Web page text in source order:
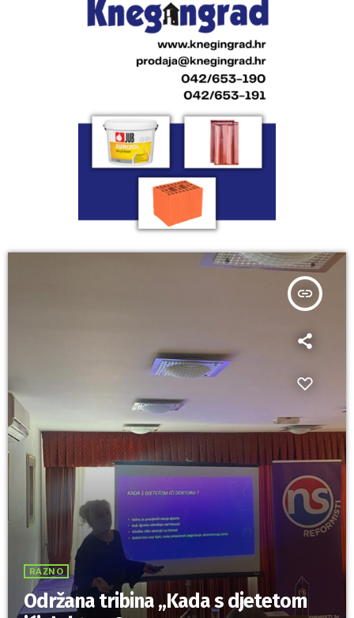
insert_link
RAZNO
Održana tribina „Kada s djetetom